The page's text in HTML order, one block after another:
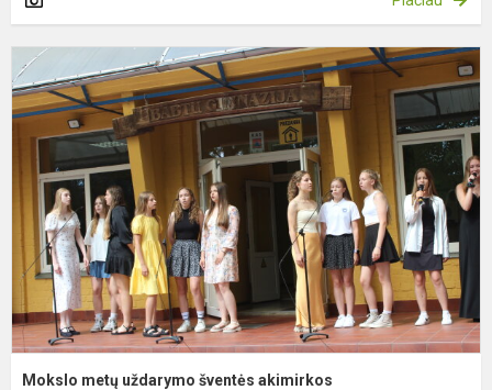
Mokslo metų uždarymo šventės akimirkos